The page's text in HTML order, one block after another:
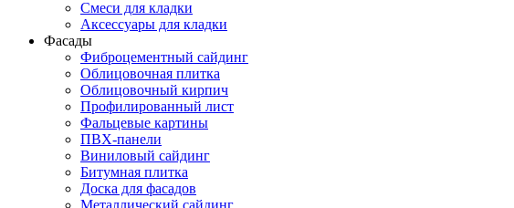
Смеси для кладки
Аксессуары для кладки
Фасады
Фиброцементный сайдинг
Облицовочная плитка
Облицовочный кирпич
Профилированный лист
Фальцевые картины
ПВХ-панели
Виниловый сайдинг
Битумная плитка
Доска для фасадов
Металлический сайдинг